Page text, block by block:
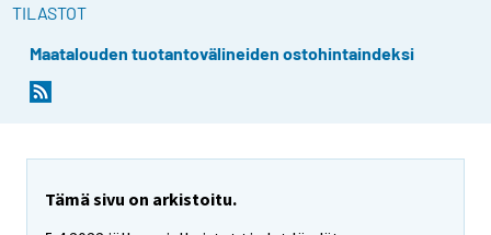
TILASTOT
Maatalouden tuotantovälineiden ostohintaindeksi
Tämä sivu on arkistoitu.